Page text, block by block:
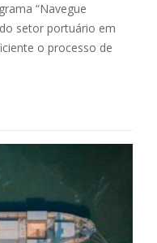
“Navegue
setor portuário em
o processo de